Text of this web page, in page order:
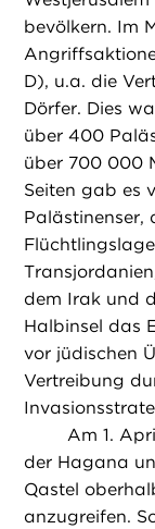
bevölkern. Im
D), u.a. die
Dörfer. Dies
über 400
über 700 000
Seiten gab es
Palästinenser,
dem Irak und
Halbinsel das
vor jüdischen
Vertreibung
Am 1.
der Hagana
Qastel
anzugreifen.